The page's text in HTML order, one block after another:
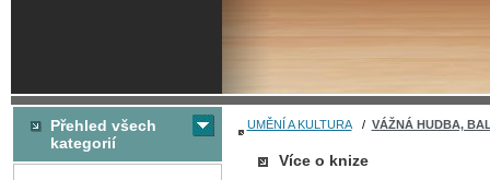
UMĚNÍ A KULTURA/ VÁŽNÁ HUDBA,
Více o knize
Přehled všech
kategorií